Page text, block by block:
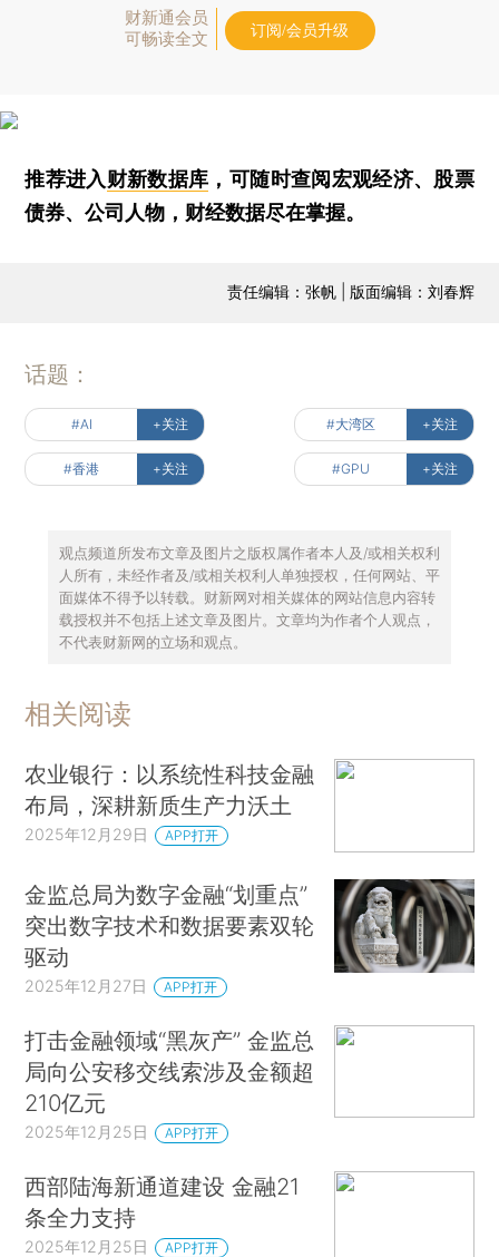
财新通会员
可畅读全文
订阅/会员升级
推荐进入财新数据库 ，可随时查阅宏观经济、股票
债券、公司人物，财经数据尽在掌握。
责任编辑：张帆 | 版面编辑：刘春辉
话题：
#AI +关注 #大湾区 +关注
#香港 +关注 #GPU +关注
观点频道所发布文章及图片之版权属作者本人及/或相关权利
人所有，未经作者及/或相关权利人单独授权，任何网站、平
面媒体不得予以转载。财新网对相关媒体的网站信息内容转
载授权并不包括上述文章及图片。文章均为作者个人观点，
不代表财新网的立场和观点。
相关阅读
农业银行：以系统性科技金融
布局，深耕新质生产力沃土
2025年12月29日 APP打开
金监总局为数字金融“划重点”
突出数字技术和数据要素双轮
驱动
2025年12月27日 APP打开
打击金融领域“黑灰产” 金监总
局向公安移交线索涉及金额超
210亿元
2025年12月25日 APP打开
西部陆海新通道建设 金融21
条全力支持
2025年12月25日 APP打开